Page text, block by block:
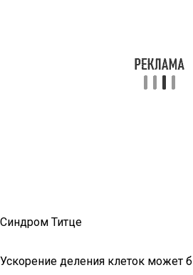
Синдром Титце
Ускорение деления клеток может